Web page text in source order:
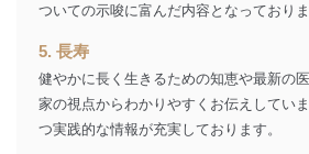
7
SNS公式アカウン
トに登録された方
の個人情報
お問い合わせ
その他当社の
ー等にて公表
ため
※上記の利用目的のうちNo.1～5につ
ついての示唆に富んだ内容となっておりま
5. 長寿
健やかに長く生きるための知恵や最新の
家の視点からわかりやすくお伝えしてい
つ実践的な情報が充実しております。